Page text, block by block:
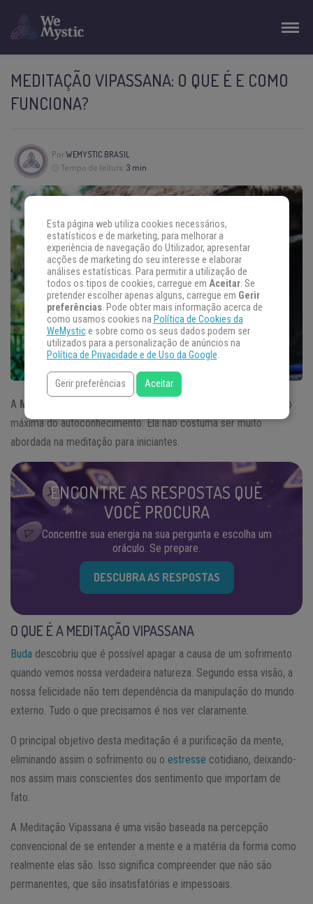
MEDITAÇÃO VIPASSANA: O QUE É E COMO
FUNCIONA?
PorWEMYSTIC BRASIL
Tempo de leitura: 3 min
A Meditação Vipassana
ou meditação de insight é a expressão
máxima do autoconhecimento. Ela não costuma ser muito
abordada na meditação para iniciantes.
ENCONTRE AS RESPOSTAS QUE
VOCÊ PROCURA
Concentre sua energia na sua pergunta e escolha um
oráculo. Se prepare.
DESCUBRA AS RESPOSTAS
O QUE É A MEDITAÇÃO VIPASSANA
Buda descobriu que é possível apagar a causa de um sofrimento
quando vemos nossa verdadeira natureza. Segundo essa visão, a
nossa felicidade não tem dependência da manipulação do mundo
externo. Tudo o que precisamos é nos ver claramente.
O principal objetivo desta meditação é a purificação da mente,
eliminando assim o sofrimento ou o estresse cotidiano, deixando-
nos assim mais conscientes dos sentimento que importam de
fato.
A Meditação Vipassana é uma visão baseada na percepção
convencional de se entender a mente e a matéria da forma como
realmente elas são. Isso significa compreender que não são
permanentes, que são insatisfatórias e impessoais.
Esta página web utiliza cookies necessários,
estatísticos e de marketing, para melhorar a
experiência de navegação do Utilizador, apresentar
acções de marketing do seu interesse e elaborar
análises estatísticas. Para permitir a utilização de
todos os tipos de cookies, carregue em Aceitar. Se
pretender escolher apenas alguns, carregue em Gerir
preferências. Pode obter mais informação acerca de
como usamos cookies na Política de Cookies da
WeMystice sobre como os seus dados podem ser
utilizados para a personalização de anúncios na
Política de Privacidade e de Uso da Google.
Gerir preferências Aceitar